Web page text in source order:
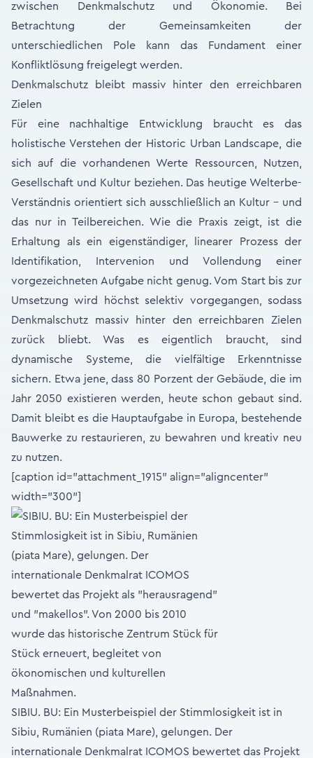
zwischen Denkmalschutz und Ökonomie. Bei
Betrachtung der Gemeinsamkeiten der
unterschiedlichen Pole kann das Fundament einer
Konfliktlösung freigelegt werden.
Denkmalschutz bleibt massiv hinter den erreichbaren
Zielen
Für eine nachhaltige Entwicklung braucht es das
holistische Verstehen der Historic Urban Landscape, die
sich auf die vorhandenen Werte Ressourcen, Nutzen,
Gesellschaft und Kultur beziehen. Das heutige Welterbe-
Verständnis orientiert sich ausschließlich an Kultur – und
das nur in Teilbereichen. Wie die Praxis zeigt, ist die
Erhaltung als ein eigenständiger, linearer Prozess der
Identifikation, Intervenion und Vollendung einer
vorgezeichneten Aufgabe nicht genug. Vom Start bis zur
Umsetzung wird höchst selektiv vorgegangen, sodass
Denkmalschutz massiv hinter den erreichbaren Zielen
zurück bliebt. Was es eigentlich braucht, sind
dynamische Systeme, die vielfältige Erkenntnisse
sichern. Etwa jene, dass 80 Porzent der Gebäude, die im
Jahr 2050 existieren werden, heute schon gebaut sind.
Damit bleibt es die Hauptaufgabe in Europa, bestehende
Bauwerke zu restaurieren, zu bewahren und kreativ neu
zu nutzen.
[caption id="attachment_1915" align="aligncenter"
width="300"]
SIBIU. BU: Ein Musterbeispiel der Stimmlosigkeit ist in
Sibiu, Rumänien (piata Mare), gelungen. Der
internationale Denkmalrat ICOMOS bewertet das Projekt